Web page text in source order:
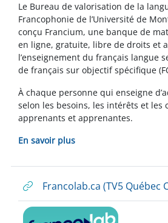
Le Bureau de valorisation de la
Francophonie de l’Université de
conçu Francium, une banque de
en ligne, gratuite, libre de droits et
l’enseignement du français langue
de français sur objectif spécifique
À chaque personne qui enseigne
selon les besoins, les intérêts et les
apprenants et apprenantes.
En savoir plus
Francolab.ca (TV5 Québec